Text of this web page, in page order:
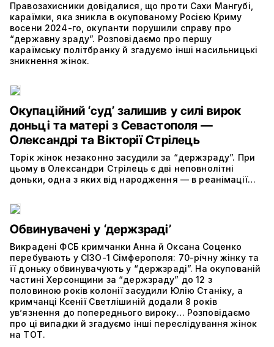
Правозахисники довідалися, що проти Сахи Мангубі,
караїмки, яка зникла в окупованому Росією Криму
восени 2024-го, окупанти порушили справу про
“державну зраду”. Розповідаємо про першу
караїмську політбранку й згадуємо інші насильницькі
зникнення жінок.
Окупаційний ‘суд’ залишив у силі вирок
доньці та матері з Севастополя —
Олександрі та Вікторії Стрілець
Торік жінок незаконно засудили за “держзраду”. При
цьому в Олександри Стрілець є дві неповнолітні
доньки, одна з яких від народження — в реанімації…
Обвинувачені у ‘держзраді’
Викрадені ФСБ кримчанки Анна й Оксана Соценко
перебувають у СІЗО-1 Сімферополя: 70-річну жінку та
її доньку обвинувачують у “держзраді”. На окупованій
частині Херсонщини за “держзраду” до 12 з
половиною років колонії засудили Юлію Станіку, а
кримчанці Ксенії Светлішиній додали 8 років
ув’язнення до попереднього вироку… Розповідаємо
про ці випадки й згадуємо інші переслідування жінок
на ТОТ.